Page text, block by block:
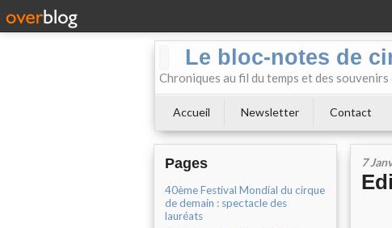
Le bloc-notes de
Chroniques au fil du temps et des souvenirs
Accueil Newsletter Contact
Pages
40ème Festival Mondial du cirque
de demain : spectacle des
lauréats
7